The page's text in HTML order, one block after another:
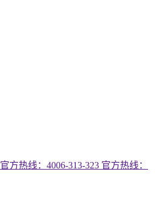
官方热线：4006-313-323 官方热线：